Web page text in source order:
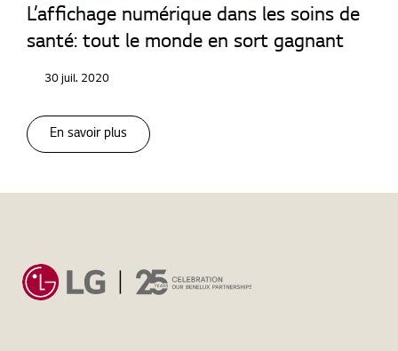
L’affichage numérique dans les soins de
santé: tout le monde en sort gagnant
30 juil. 2020
En savoir plus
Moniteurs médicaux